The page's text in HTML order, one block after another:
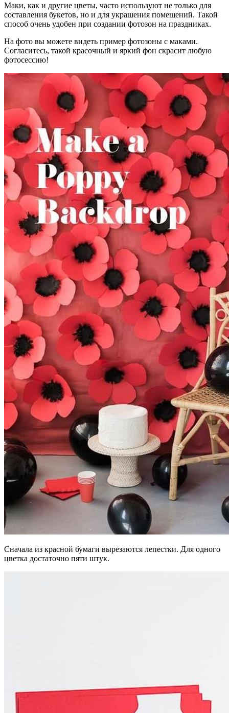
Маки, как и другие цветы, часто используют не только для
составления букетов, но и для украшения помещений. Такой
способ очень удобен при создании фотозон на праздниках.
На фото вы можете видеть пример фотозоны с маками.
Согласитесь, такой красочный и яркий фон скрасит любую
фотосессию!
Сначала из красной бумаги вырезаются лепестки. Для одного
цветка достаточно пяти штук.